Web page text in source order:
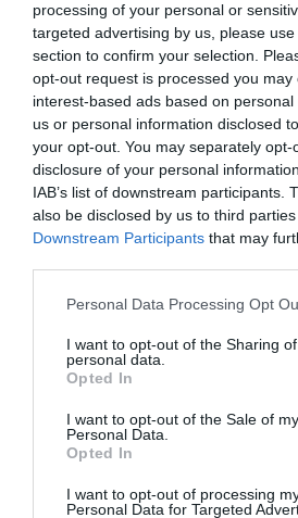
processing of your personal or
targeted advertising by us, please
section to confirm your selection.
opt-out request is processed you may
interest-based ads based on
us or personal information disclosed
your opt-out. You may separately
disclosure of your personal
IAB’s list of downstream participants.
also be disclosed by us to third
Downstream Participants that may
Please note that this website/app
not limited to your visit or usage
grant or deny consent to Google and
use your data for below specified
consent section.
Personal Data Processing Opt
I want to opt-out of the Sharing
personal data.
Opted In
I want to opt-out of the Sale of my
Personal Data.
Opted In
I want to opt-out of processing
Personal Data for Targeted
Ακολουθήστε το evima.gr στο